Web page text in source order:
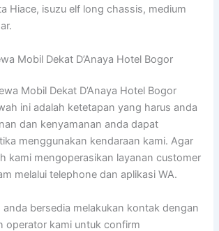
Hiace, isuzu elf long chassis, medium
Mobil Dekat D’Anaya Hotel Bogor
Mobil Dekat D’Anaya Hotel Bogor
ini adalah ketetapan yang harus anda
dan kenyamanan anda dapat
menggunakan kendaraan kami. Agar
kami mengoperasikan layanan customer
melalui telephone dan aplikasi WA.
anda bersedia melakukan kontak dengan
operator kami untuk confirm